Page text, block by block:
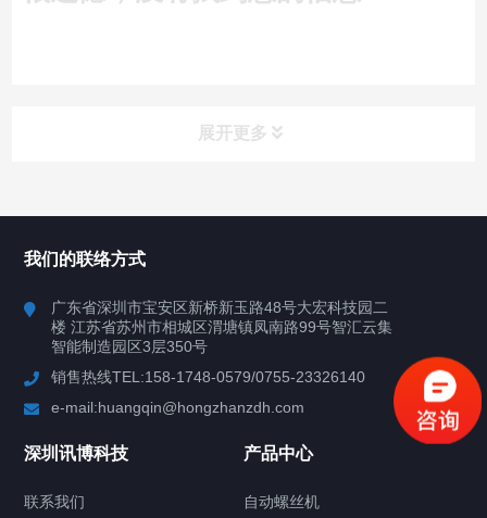
展开更多
行业案例
联系我们
关于我们
我们的联络方式
广东省深圳市宝安区新桥新玉路48号大宏科技园二
楼 江苏省苏州市相城区渭塘镇凤南路99号智汇云集
智能制造园区3层350号
销售热线TEL:158-1748-0579/0755-23326140
e-mail:huangqin@hongzhanzdh.com
深圳讯博科技
联系我们
产品中心
自动螺丝机